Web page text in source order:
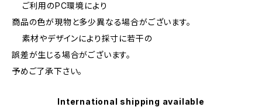
ご利用のPC環境により
商品の色が現物と多少異なる場合がございます。
素材やデザインにより採寸に若干の
誤差が生じる場合がございます。
予めご了承下さい。
International shipping available